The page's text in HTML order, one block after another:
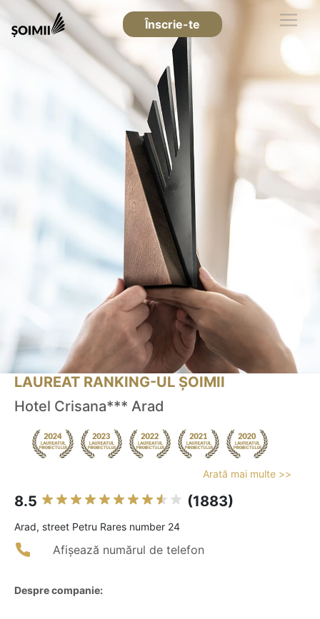
Înscrie-te
LAUREAT RANKING-UL ȘOIMII
Hotel Crisana*** Arad
Arată mai multe >>
8.5 (1883)
Arad, street Petru Rares number 24
Afișează numărul de telefon
Despre companie: